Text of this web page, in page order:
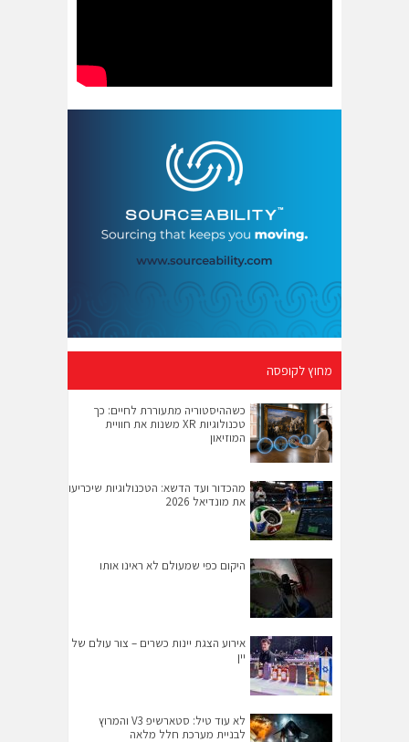
מחוץ לקופסה
כשההיסטוריה מתעוררת לחיים: כך
טכנולוגיות XR משנות את חוויית
המוזיאון
מהכדור ועד הדשא: הטכנולוגיות שיכריעו
את מונדיאל 2026
היקום כפי שמעולם לא ראינו אותו
אירוע הצגת יינות כשרים – צור עולם של
יין
לא עוד טיל: סטארשיפ V3 והמרוץ
לבניית מערכת חלל מלאה